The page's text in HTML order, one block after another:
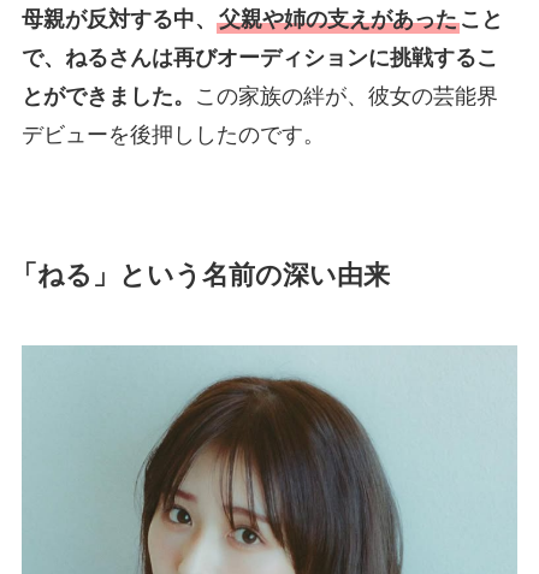
母親が反対する中、 父親や姉の支えがあったこと
で、ねるさんは再びオーディションに挑戦するこ
とができました。
この家族の絆が、彼女の芸能界
デビューを後押ししたのです。
「ねる」という名前の深い由来